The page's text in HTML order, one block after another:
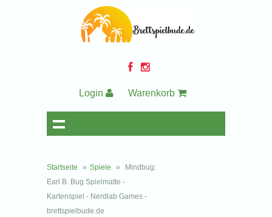
Login Warenkorb
Startseite » Spiele »
Mindbug:
Earl B. Bug Spielmatte -
Kartenspiel - Nerdlab Games -
brettspielbude.de